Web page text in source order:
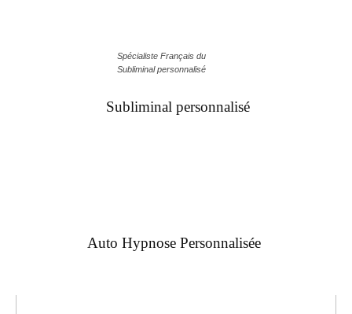
Spécialiste Français du
Subliminal personnalisé
Subliminal personnalisé
Auto Hypnose Personnalisée